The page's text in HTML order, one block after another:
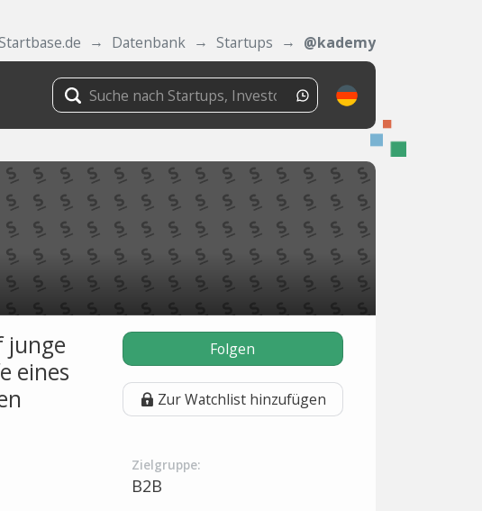
Datenbank Startups @kademy
junge
eines
Folgen
Zur Watchlist hinzufügen
Zielgruppe:
B2B